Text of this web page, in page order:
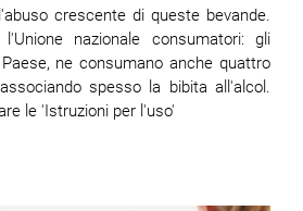
crescente di queste bevande.
nazionale consumatori: gli
ne consumano anche quattro
spesso la bibita all'alcol.
le 'Istruzioni per l'uso'